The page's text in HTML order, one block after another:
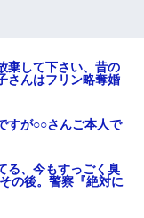
棄して下さい、昔の
さんはフリン略奪婚
すが○○さんご本人で
る、今もすっごく臭
の後。警察『絶対に